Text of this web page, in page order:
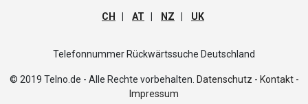
CH AT NZ UK
Telefonnummer Rückwärtssuche Deutschland
© 2019 Telno.de - Alle Rechte vorbehalten. Datenschutz - Kontakt -
Impressum